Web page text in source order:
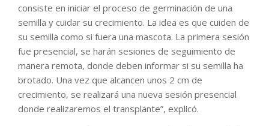
consiste en iniciar el proceso de germinación de una
semilla y cuidar su crecimiento. La idea es que cuiden de
su semilla como si fuera una mascota. La primera sesión
fue presencial, se harán sesiones de seguimiento de
manera remota, donde deben informar si su semilla ha
brotado. Una vez que alcancen unos 2 cm de
crecimiento, se realizará una nueva sesión presencial
donde realizaremos el transplante”, explicó.